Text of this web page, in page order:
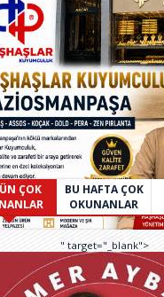
ÇOK
BU HAFTA ÇOK
OKUNANLAR
" target="_blank">